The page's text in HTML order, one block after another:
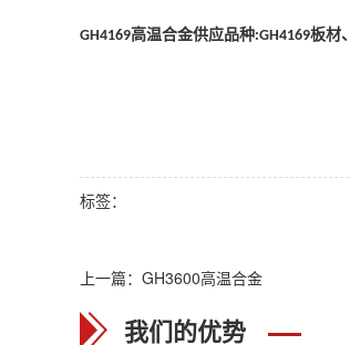
GH4169高温合金供应品种:GH4169板材、
标签：
上一篇： GH3600高温合金
我们的优势